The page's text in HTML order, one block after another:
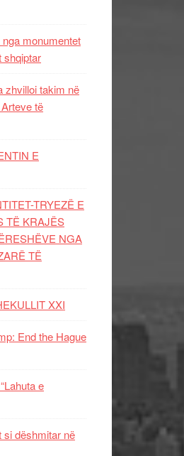
monumentet
shqiptar
zhvilloi takim në
të
E
TRYEZË E
TË KRAJËS
NGA
TË
XXI
End the Hague
e
si dëshmitar në